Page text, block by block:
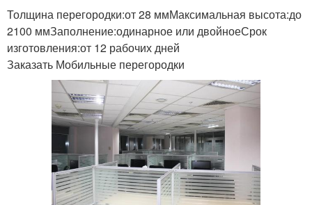
Толщина перегородки:от 28 ммМаксимальная высота:до
2100 ммЗаполнение:одинарное или двойноеСрок
изготовления:от 12 рабочих дней
Заказать Мобильные перегородки